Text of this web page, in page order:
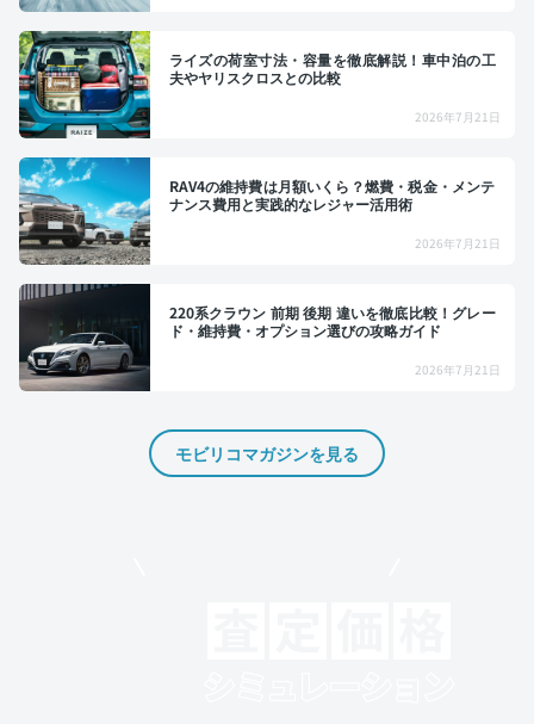
ライズの荷室寸法・容量を徹底解説！車中泊の工
夫やヤリスクロスとの比較
2026年7月21日
RAV4の維持費は月額いくら？燃費・税金・メンテ
ナンス費用と実践的なレジャー活用術
2026年7月21日
220系クラウン 前期 後期 違いを徹底比較！グレー
ド・維持費・オプション選びの攻略ガイド
2026年7月21日
モビリコマガジンを見る